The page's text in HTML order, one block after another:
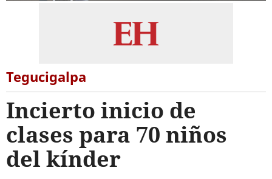
Tegucigalpa
Incierto inicio de
clases para 70 niños
del kínder